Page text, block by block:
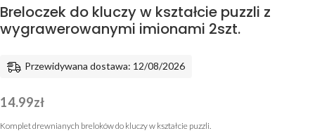
Breloczek do kluczy w kształcie puzzli z
wygrawerowanymi imionami 2szt.
Przewidywana dostawa: 12/08/2026
14.99zł
Komplet drewnianych breloków do kluczy w kształcie puzzli.